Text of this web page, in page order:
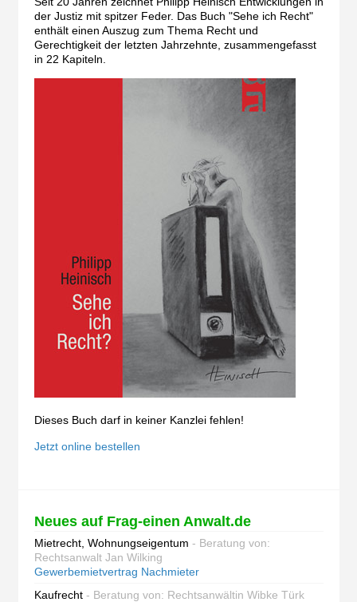
der Justiz mit spitzer Feder. Das Buch "Sehe ich Recht"
enthält einen Auszug zum Thema Recht und
Gerechtigkeit der letzten Jahrzehnte, zusammengefasst
in 22 Kapiteln.
Dieses Buch darf in keiner Kanzlei fehlen!
Jetzt online bestellen
Neues auf Frag-einen Anwalt.de
Mietrecht, Wohnungseigentum - Beratung von:
Rechtsanwalt Jan Wilking
Gewerbemietvertrag Nachmieter
Kaufrecht - Beratung von: Rechtsanwältin Wibke Türk